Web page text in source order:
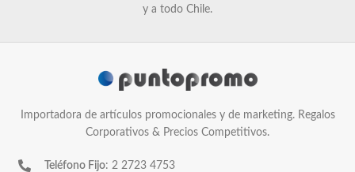
y a todo Chile.
Importadora de artículos promocionales y de marketing. Regalos
Corporativos & Precios Competitivos.
Teléfono Fijo: 2 2723 4753